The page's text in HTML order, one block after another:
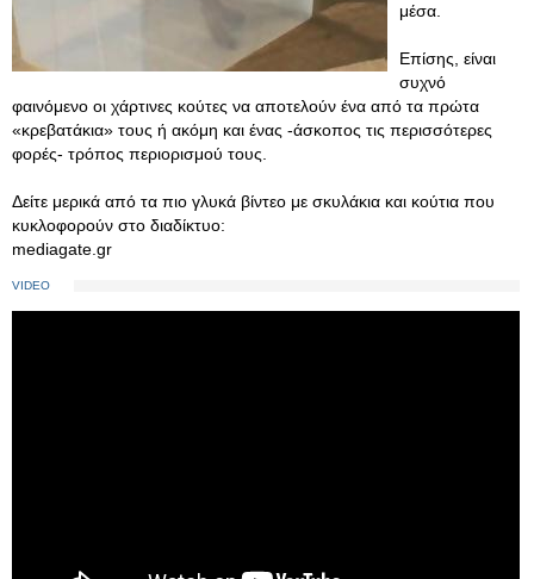
μέσα.
Επίσης, είναι
συχνό
φαινόμενο οι χάρτινες κούτες να αποτελούν ένα από τα πρώτα
«κρεβατάκια» τους ή ακόμη και ένας -άσκοπος τις περισσότερες
φορές- τρόπος περιορισμού τους.
Δείτε μερικά από τα πιο γλυκά βίντεο με σκυλάκια και κούτια που
κυκλοφορούν στο διαδίκτυο:
mediagate.gr
VIDEO